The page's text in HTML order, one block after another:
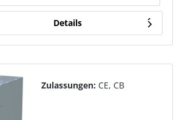
Details
Zulassungen: CE, CB